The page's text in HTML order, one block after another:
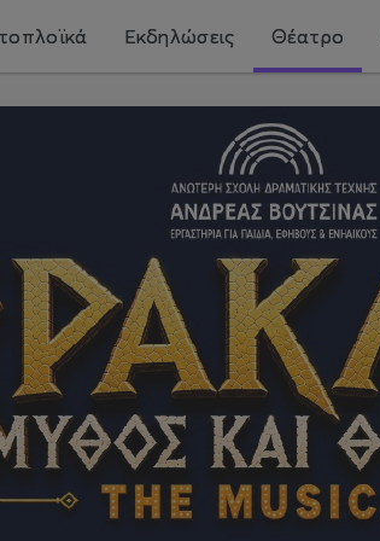
Εκδηλώσεις Θέατρο